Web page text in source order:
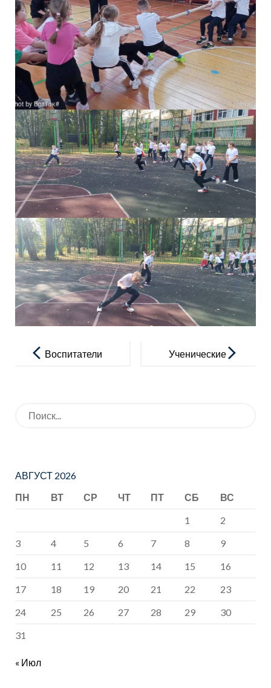
записям
Воспитатели
Ученические
Искать:
АВГУСТ 2026
ПН
ВТ СР ЧТ ПТ СБ
ВС
1
2
3
4 5 6 7 8
9
10
11 12 13 14 15
16
17
18 19 20 21 22
23
24
25 26 27 28 29
30
31
« Июл